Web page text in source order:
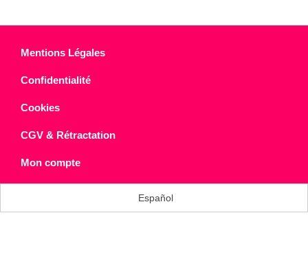
Mentions Légales
Confidentialité
Cookies
CGV & Rétractation
Mon compte
Español